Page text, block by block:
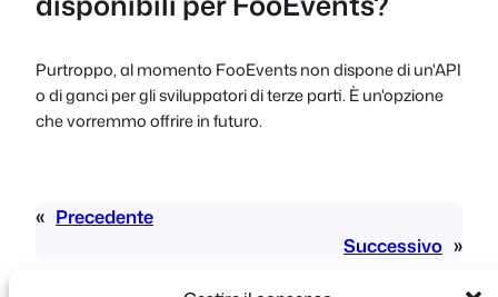
Portuguese
Polish
Purtroppo, al momento FooEvents non dispone di un'API
o di ganci per gli sviluppatori di terze parti. È un'opzione
che vorremmo offrire in futuro.
« Precedente
Successivo »